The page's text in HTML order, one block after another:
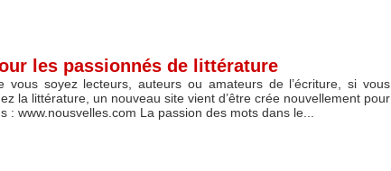
les passionnés de littérature
vous soyez lecteurs, auteurs ou amateurs de l’écriture, si vous
la littérature, un nouveau site vient d’être crée nouvellement pour
: www.nousvelles.com La passion des mots dans le...